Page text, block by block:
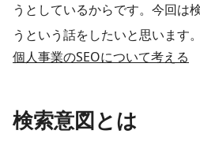
うとしているからです。今回は
うという話をしたいと思います。
​個人事業のSEOについて考える
検索意図とは